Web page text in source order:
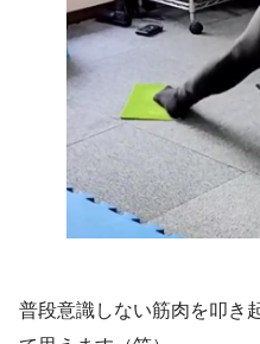
普段意識しない筋肉を叩き